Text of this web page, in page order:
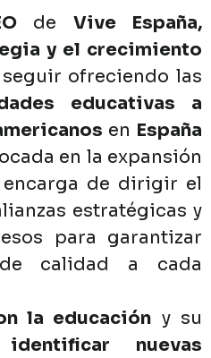
de Vive
España,
y el crecimiento
seguir ofreciendo las
educativas
a
en España
en la expansión
encarga de dirigir el
estratégicas y
para garantizar
de calidad a
cada
la educación y su
identificar
nuevas